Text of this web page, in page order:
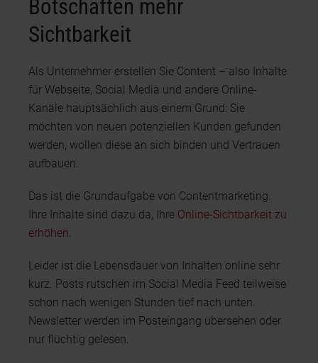
Botschaften mehr
Sichtbarkeit
Als Unternehmer erstellen Sie Content – also Inhalte
für Webseite, Social Media und andere Online-
Kanäle hauptsächlich aus einem Grund: Sie
möchten von neuen potenziellen Kunden gefunden
werden, wollen diese an sich binden und Vertrauen
aufbauen.
Das ist die Grundaufgabe von Contentmarketing.
Ihre Inhalte sind dazu da, Ihre Online-Sichtbarkeit zu
erhöhen.
Leider ist die Lebensdauer von Inhalten online sehr
kurz. Posts rutschen im Social Media Feed teilweise
schon nach wenigen Stunden tief nach unten.
Newsletter werden im Posteingang übersehen oder
nur flüchtig gelesen.